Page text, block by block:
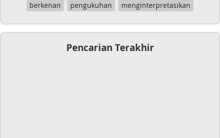
berkenan
pengukuhan menginterpretasikan
Pencarian Terakhir